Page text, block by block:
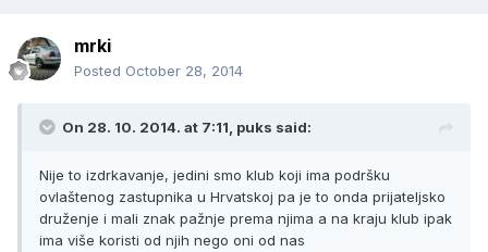
mrki
Posted October 28, 2014
On 28. 10. 2014. at 7:11, puks said:
Nije to izdrkavanje, jedini smo klub koji ima podršku
ovlaštenog zastupnika u Hrvatskoj pa je to onda prijateljsko
druženje i mali znak pažnje prema njima a na kraju klub ipak
ima više koristi od njih nego oni od nas